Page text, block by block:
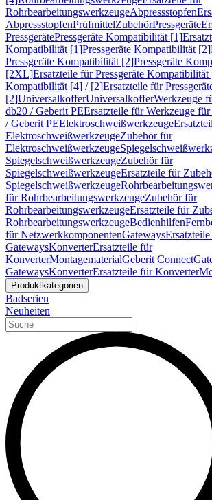
RohrbearbeitungswerkzeugeAbpressstopfen
AbpressstopfenPrüfmittelZubehörPressgeräte
PressgerätePressgeräte Kompatibilität [1]
Kompatibilität [1]Pressgeräte Kompatibilität [2]
Pressgeräte Kompatibilität [2]Pressgeräte
[2XL]Ersatzteile für Pressgeräte
Kompatibilität [4] / [2]Ersatzteile für
[2]UniversalkofferUniversalkofferWerkzeuge
db20 / Geberit PEErsatzteile für Werkzeuge
/ Geberit PEElektroschweißwerkzeuge
ElektroschweißwerkzeugeZubehör für
Elektroschweißwerkzeuge
SpiegelschweißwerkzeugeZubehör für
SpiegelschweißwerkzeugeErsatzteile für
Spiegelschweißwerkzeuge
für RohrbearbeitungswerkzeugeZubehör für
RohrbearbeitungswerkzeugeErsatzteile für
RohrbearbeitungswerkzeugeBedienhilfen
für NetzwerkkomponentenGateways
GatewaysKonverterErsatzteile für
KonverterMontagematerialGeberit Connect
GatewaysKonverterErsatzteile für Konverter
Produktkategorien
Badserien
Neuheiten